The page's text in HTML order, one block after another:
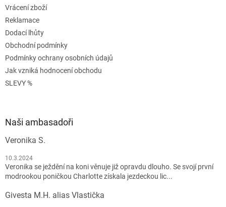
Vrácení zboží
Reklamace
Dodací lhůty
Obchodní podmínky
Podmínky ochrany osobních údajů
Jak vzniká hodnocení obchodu
SLEVY %
Naši ambasadoři
Veronika S.
10.3.2024
Veronika se ježdění na koni věnuje již opravdu dlouho. Se svojí první
modrookou poničkou Charlotte získala jezdeckou lic...
Givesta M.H. alias Vlastička